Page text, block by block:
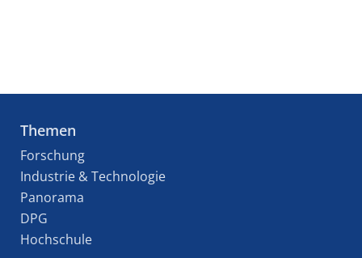
Themen
Forschung
Industrie & Technologie
Panorama
DPG
Hochschule